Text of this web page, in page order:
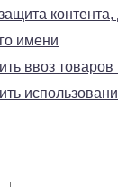
контента,
имени
ввоз